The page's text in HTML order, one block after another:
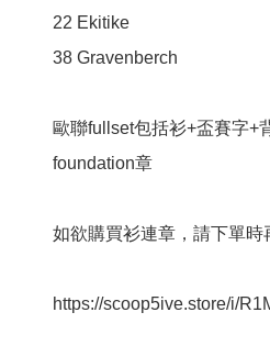
22 Ekitike
38 Gravenberch
歐聯fullset包括衫+盃賽字+
foundation章
如欲購買衫連章，請下單時
https://scoop5ive.store/i/